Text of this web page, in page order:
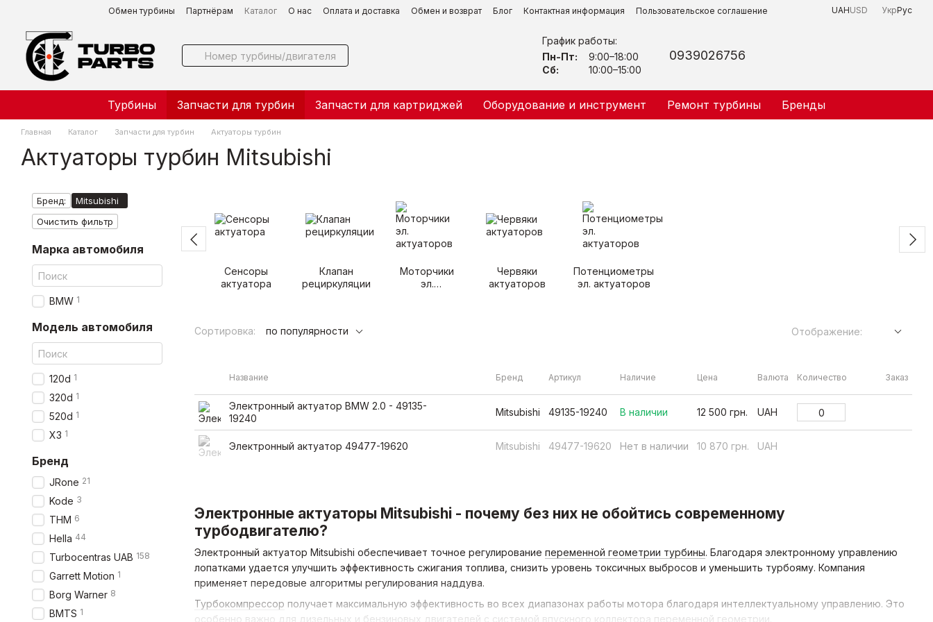
Перейти к основному контенту
Обмен турбины Партнёрам Каталог О нас Оплата и доставка Обмен и возврат Блог Контактная информация Пользовательское соглашение UAHUSD УкрРус
График работы:
Пн-Пт:
9:00–18:00
Сб:
10:00–15:00
0939026756
Турбины Запчасти для турбин Запчасти для картриджей Оборудование и инструмент Ремонт турбины Бренды
Главная Каталог Запчасти для турбин Актуаторы турбин
Актуаторы турбин Mitsubishi
Сенсоры
актуатора
Клапан
рециркуляции
Моторчики
эл.
Червяки
актуаторов
Потенциометры
эл. актуаторов
Сортировка: по популярности Отображение:
Электронные актуаторы Mitsubishi - почему без них не обойтись современному
турбодвигателю?
Электронный актуатор Mitsubishi обеспечивает точное регулирование переменной геометрии турбины. Благодаря электронному управлению
лопатками удается улучшить эффективность сжигания топлива, снизить уровень токсичных выбросов и уменьшить турбояму. Компания
применяет передовые алгоритмы регулирования наддува.
Турбокомпрессор получает максимальную эффективность во всех диапазонах работы мотора благодаря интеллектуальному управлению. Это
особенно важно для дизельных и бензиновых двигателей с системой впускного коллектора переменной геометрии.
Название Бренд Артикул Наличие Цена Валюта Количество Заказ
Электронный актуатор BMW 2.0 - 49135-
19240
Mitsubishi 49135-19240 В наличии 12 500 грн. UAH
Электронный актуатор 49477-19620 Mitsubishi 49477-19620 Нет в наличии 10 870 грн. UAH
Бренд:
Mitsubishi
Очистить фильтр
Марка автомобиля
BMW 1
Модель автомобиля
120d 1
320d 1
520d 1
X3 1
Бренд
JRone 21
Kode 3
THM 6
Hella 44
Turbocentras UAB 158
Garrett Motion 1
Borg Warner 8
BMTS 1